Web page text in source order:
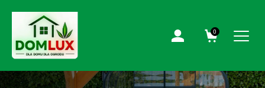
0